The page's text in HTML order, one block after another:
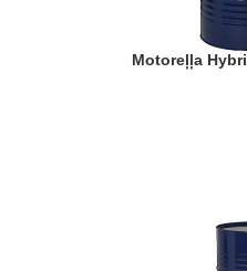
Motoreļļa